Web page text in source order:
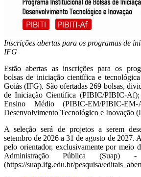
Inscrições abertas para os programas de
IFG
Estão abertas as inscrições para os
bolsas de iniciação científica e
Goiás (IFG). São ofertadas 269 bolsas,
de Iniciação Científica (PIBIC/PIBIC-
Ensino Médio (PIBIC-EM/PIBIC-
Desenvolvimento Tecnológico e
A seleção será de projetos a serem
setembro de 2026 a 31 de agosto de 2027.
pelo orientador, exclusivamente por meio
Administração Pública (Suap)
(https://suap.ifg.edu.br/pesquisa/